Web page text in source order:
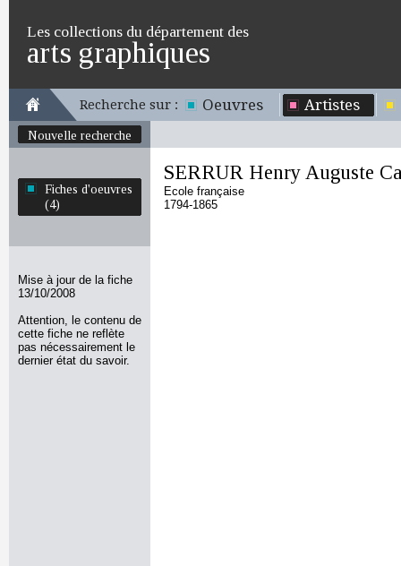
Les collections du département des
arts graphiques
Recherche sur : Oeuvres Artistes
Nouvelle recherche
Fiches d'oeuvres
(4)
Mise à jour de la fiche
13/10/2008
Attention, le contenu de
cette fiche ne reflète
pas nécessairement le
dernier état du savoir.
SERRUR Henry Auguste
Ecole française
1794-1865